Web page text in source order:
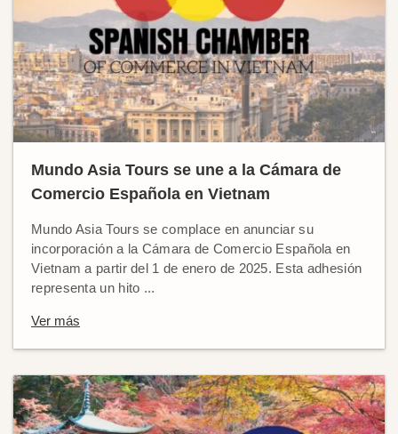
Mundo Asia Tours se une a la Cámara de
Comercio Española en Vietnam
Mundo Asia Tours se complace en anunciar su
incorporación a la Cámara de Comercio Española en
Vietnam a partir del 1 de enero de 2025. Esta adhesión
representa un hito ...
Ver más